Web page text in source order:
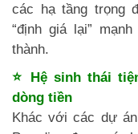
các hạ tầng trọng
“định giá lại”
thành.
⭐ Hệ sinh thái
dòng tiền
Khác với các dự